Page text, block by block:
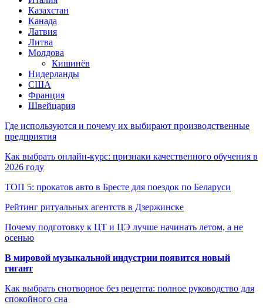
Казахстан
Канада
Латвия
Литва
Молдова
Кишинёв
Нидерланды
США
Франция
Швейцария
Где используются и почему их выбирают производственные
предприятия
Как выбрать онлайн-курс: признаки качественного обучения в
2026 году
ТОП 5: прокатов авто в Бресте для поездок по Беларуси
Рейтинг ритуальных агентств в Дзержинске
Почему подготовку к ЦТ и ЦЭ лучше начинать летом, а не
осенью
В мировой музыкальной индустрии появится новый
гигант
Как выбрать снотворное без рецепта: полное руководство для
спокойного сна